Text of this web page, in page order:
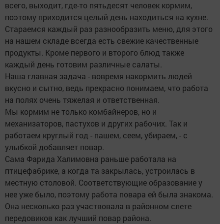
всего, выходит, где-то пятьдесят человек кормим,
поэтому приходится целый день находиться на кухне.
Стараемся каждый раз разнообразить меню, для этого
на нашем складе всегда есть свежие качественные
продукты. Кроме первого и второго блюд также
каждый день готовим различные салаты.
Наша главная задача - вовремя накормить людей
вкусно и сытно, ведь прекрасно понимаем, что работа
на полях очень тяжелая и ответственная.
Мы кормим не только комбайнеров, но и
механизаторов, пастухов и других рабочих. Так и
работаем круглый год - пашем, сеем, убираем, - с
улыбкой добавляет повар.
Сама Фарида Халимовна раньше работала на
птицефабрике, а когда та закрылась, устроилась в
местную столовой. Соответствующие образование у
нее уже было, поэтому работа повара ей была знакома.
Она несколько раз участвовала в районном слете
передовиков как лучший повар района.